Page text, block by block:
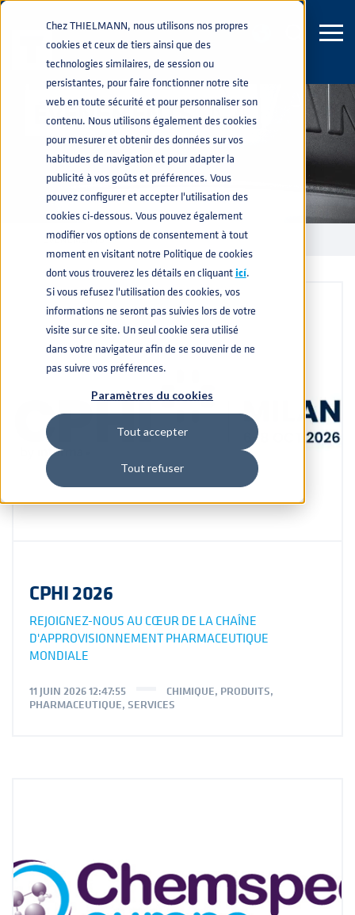
Chez THIELMANN, nous utilisons nos propres
cookies et ceux de tiers ainsi que des
technologies similaires, de session ou
persistantes, pour faire fonctionner notre site
web en toute sécurité et pour personnaliser son
contenu. Nous utilisons également des cookies
pour mesurer et obtenir des données sur vos
habitudes de navigation et pour adapter la
publicité à vos goûts et préférences. Vous
pouvez configurer et accepter l'utilisation des
cookies ci-dessous. Vous pouvez également
modifier vos options de consentement à tout
moment en visitant notre Politique de cookies
dont vous trouverez les détails en cliquanticí.
Si vous refusez l'utilisation des cookies, vos
informations ne seront pas suivies lors de votre
visite sur ce site. Un seul cookie sera utilisé
dans votre navigateur afin de se souvenir de ne
pas suivre vos préférences.
Paramètres du cookies
Tout accepter
Tout refuser
ÉVÉNEMENTS
ÉVÉNEMENTS
CPHI 2026
REJOIGNEZ-NOUS AU CŒUR DE LA CHAÎNE
D'APPROVISIONNEMENT PHARMACEUTIQUE
MONDIALE
11 JUIN 2026 12:47:55 CHIMIQUE, PRODUITS,
PHARMACEUTIQUE, SERVICES